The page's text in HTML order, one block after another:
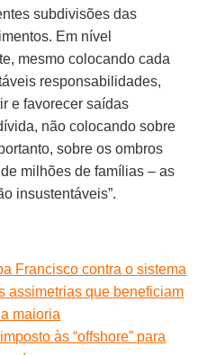
subdivisões das
Em nível
mesmo colocando cada
responsabilidades,
e favorecer saídas
não colocando sobre
sobre os ombros
milhões de famílias – as
insustentáveis”.
Francisco contra o sistema
assimetrias que beneficiam
maioria
às “offshore” para